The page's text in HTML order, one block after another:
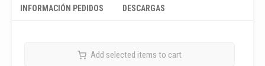
INFORMACIÓN PEDIDOS DESCARGAS
Add selected items to cart